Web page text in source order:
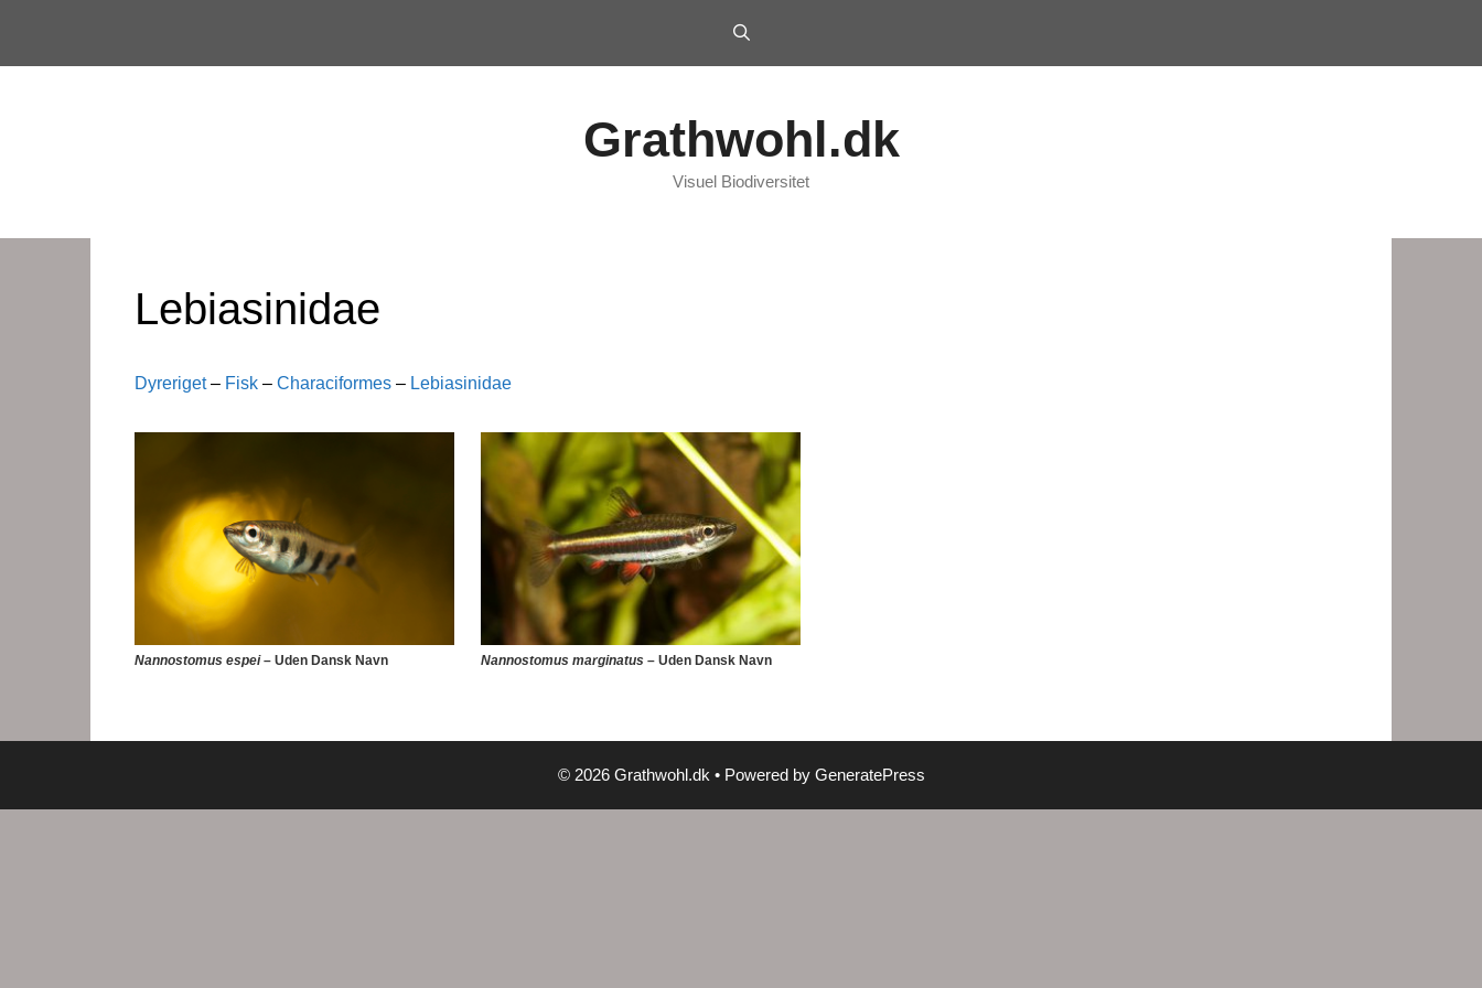
content
Grathwohl.dk
Visuel Biodiversitet
Lebiasinidae
Dyreriget– Fisk – Characiformes – Lebiasinidae
Nannostomus espei– Uden Dansk Navn Nannostomus marginatus – Uden Dansk Navn
© 2026 Grathwohl.dk • Powered by GeneratePress